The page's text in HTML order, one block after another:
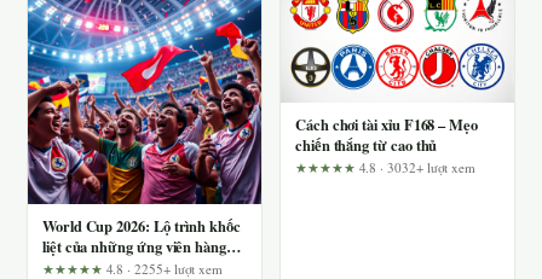
World Cup 2026: Lộ trình khốc
liệt của những ứng viên hàng
đầu
★★★★★ 4.8 · 2255+ lượt xem
Cách chơi tài xỉu F168 – Mẹo
chiến thắng từ cao thủ
★★★★★ 4.8 · 3032+ lượt xem